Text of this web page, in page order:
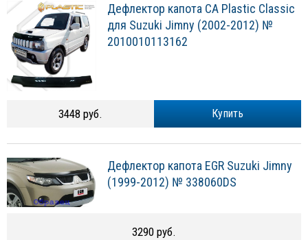
Дефлектор капота CA Plastic Classic
для Suzuki Jimny (2002-2012) №
2010010113162
Купить
3448 руб.
Дефлектор капота EGR Suzuki Jimny
(1999-2012) № 338060DS
3290 руб.